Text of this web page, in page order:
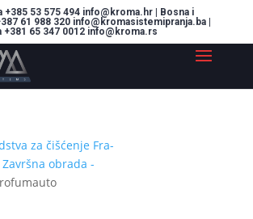
+385 53 575 494 info@kroma.hr | Bosna i
61 988 320 info@kromasistemipranja.ba |
+381 65 347 0012 info@kroma.rs
za čišćenje Fra-
Završna obrada -